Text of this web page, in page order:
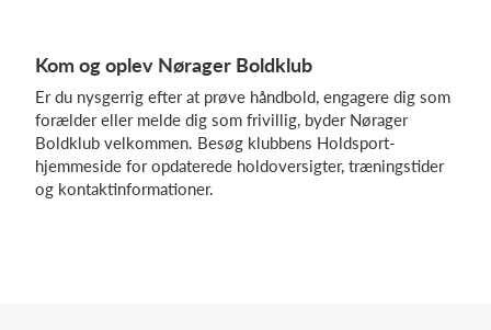
Kom og oplev Nørager Boldklub
Er du nysgerrig efter at prøve håndbold, engagere dig som
forælder eller melde dig som frivillig, byder Nørager
Boldklub velkommen. Besøg klubbens Holdsport-
hjemmeside for opdaterede holdoversigter, træningstider
og kontaktinformationer.